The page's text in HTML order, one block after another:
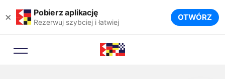
× Pobierz aplikację
Rezerwuj szybciej i łatwiej OTWÓRZ